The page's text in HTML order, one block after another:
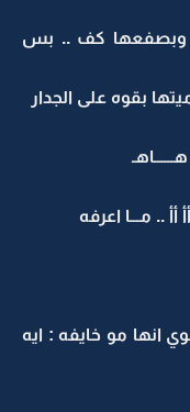
وبصفعها كف .. بس
بقوه على الجدار
.. مـــا اعرفه
مو خايفه : ايه